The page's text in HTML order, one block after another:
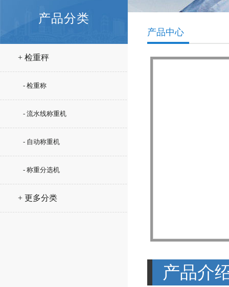
产品分类
+ 检重秤
- 检重称
- 流水线称重机
- 自动称重机
- 称重分选机
+ 更多分类
产品中心
产品介